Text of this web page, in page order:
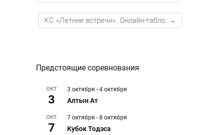
КС «Летние встречи». Онлайн-табло. →
Предстоящие соревнования
ОКТ
3
3 октября - 4 октября
Алтын Ат
ОКТ
7
7 октября - 8 октября
Кубок Тодэса